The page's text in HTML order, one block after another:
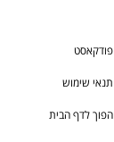
פודקאסט
תנאי שימוש
הפוך לדף הבית